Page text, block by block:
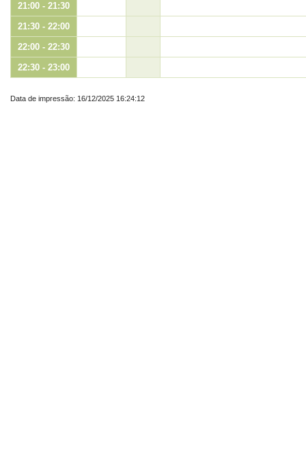
21:00 - 21:30
21:30 - 22:00
22:00 - 22:30
22:30 - 23:00
Data de impressão: 16/12/2025 16:24:12